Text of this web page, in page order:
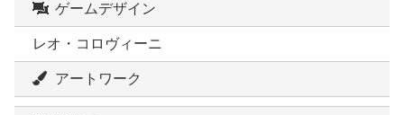
ゲームデザイン
レオ・コロヴィーニ
アートワーク